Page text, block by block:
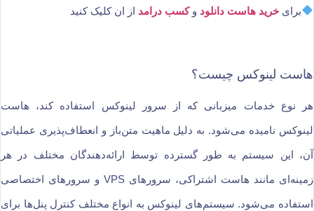
برایخرید هاست دانلود وکسب درامد از ان کلیک کنید
هاست لینوکس چیست؟
هر نوع خدمات میزبانی که از سرور لینوکس استفاده کند، هاست
لینوکس نامیده می‌شود. به دلیل ماهیت متن‌باز و انعطاف‌پذیری عملیاتی
آن، این سیستم به طور گسترده توسط ارائه‌دهندگان مختلف در هر
زمینه‌ای مانند هاست اشتراکی، سرورهای VPS و سرورهای اختصاصی
استفاده می‌شود. سیستم‌های لینوکس به انواع مختلف کنترل پنل‌ها برای